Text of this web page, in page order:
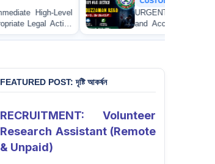
URGENT APPEAL: Ensure Independent
and Accountability for the Death of Mr.
Asad in Bogura DB Police Custody
FEATURED POST: দৃষ্টি আকর্ষন
RECRUITMENT: Volunteer
Research Assistant (Remote
& Unpaid)